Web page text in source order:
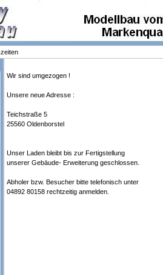
Wir sind umgezogen !
Unsere neue Adresse :
Teichstraße 5
25560 Oldenborstel
Unser Laden bleibt bis zur Fertigstellung
unserer Gebäude- Erweiterung geschlossen.
Abholer bzw. Besucher bitte telefonisch unter
04892 80158 rechtzeitig anmelden.